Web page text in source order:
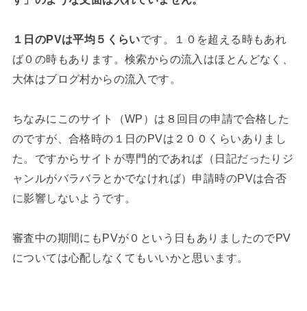
１日のPVは平均５くらいです。１０を超える時もあれ
ば０の時もあります。検索からの流入はほとんどなく、
大体はブログ村からの流入です。
ちなみにこのサイト（WP）は８回目の申請で合格した
のですが、合格時の１日のPVは２００くらいありまし
た。ですからサイトが専門的であれば（日記だったりジ
ャンルがバラバラとかでなければ）申請時のPVは合否
に影響しないようです。
審査中の期間にもPVが０という日もありましたのでPV
については心配しなくてもいいかと思います。